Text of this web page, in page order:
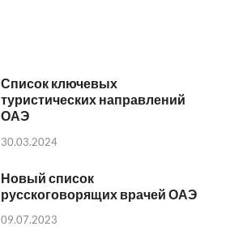
Список ключевых
туристических направлений
ОАЭ
30.03.2024
Новый список
русскоговорящих врачей ОАЭ
09.07.2023